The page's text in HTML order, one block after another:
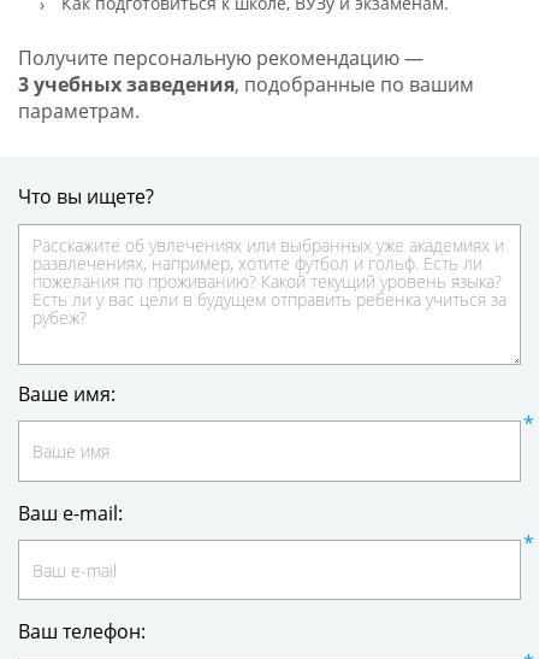
Получите персональную рекомендацию —
3 учебных заведения, подобранные по вашим
параметрам.
Что вы ищете?
Ваше имя:
Ваш e-mail:
Ваш телефон: